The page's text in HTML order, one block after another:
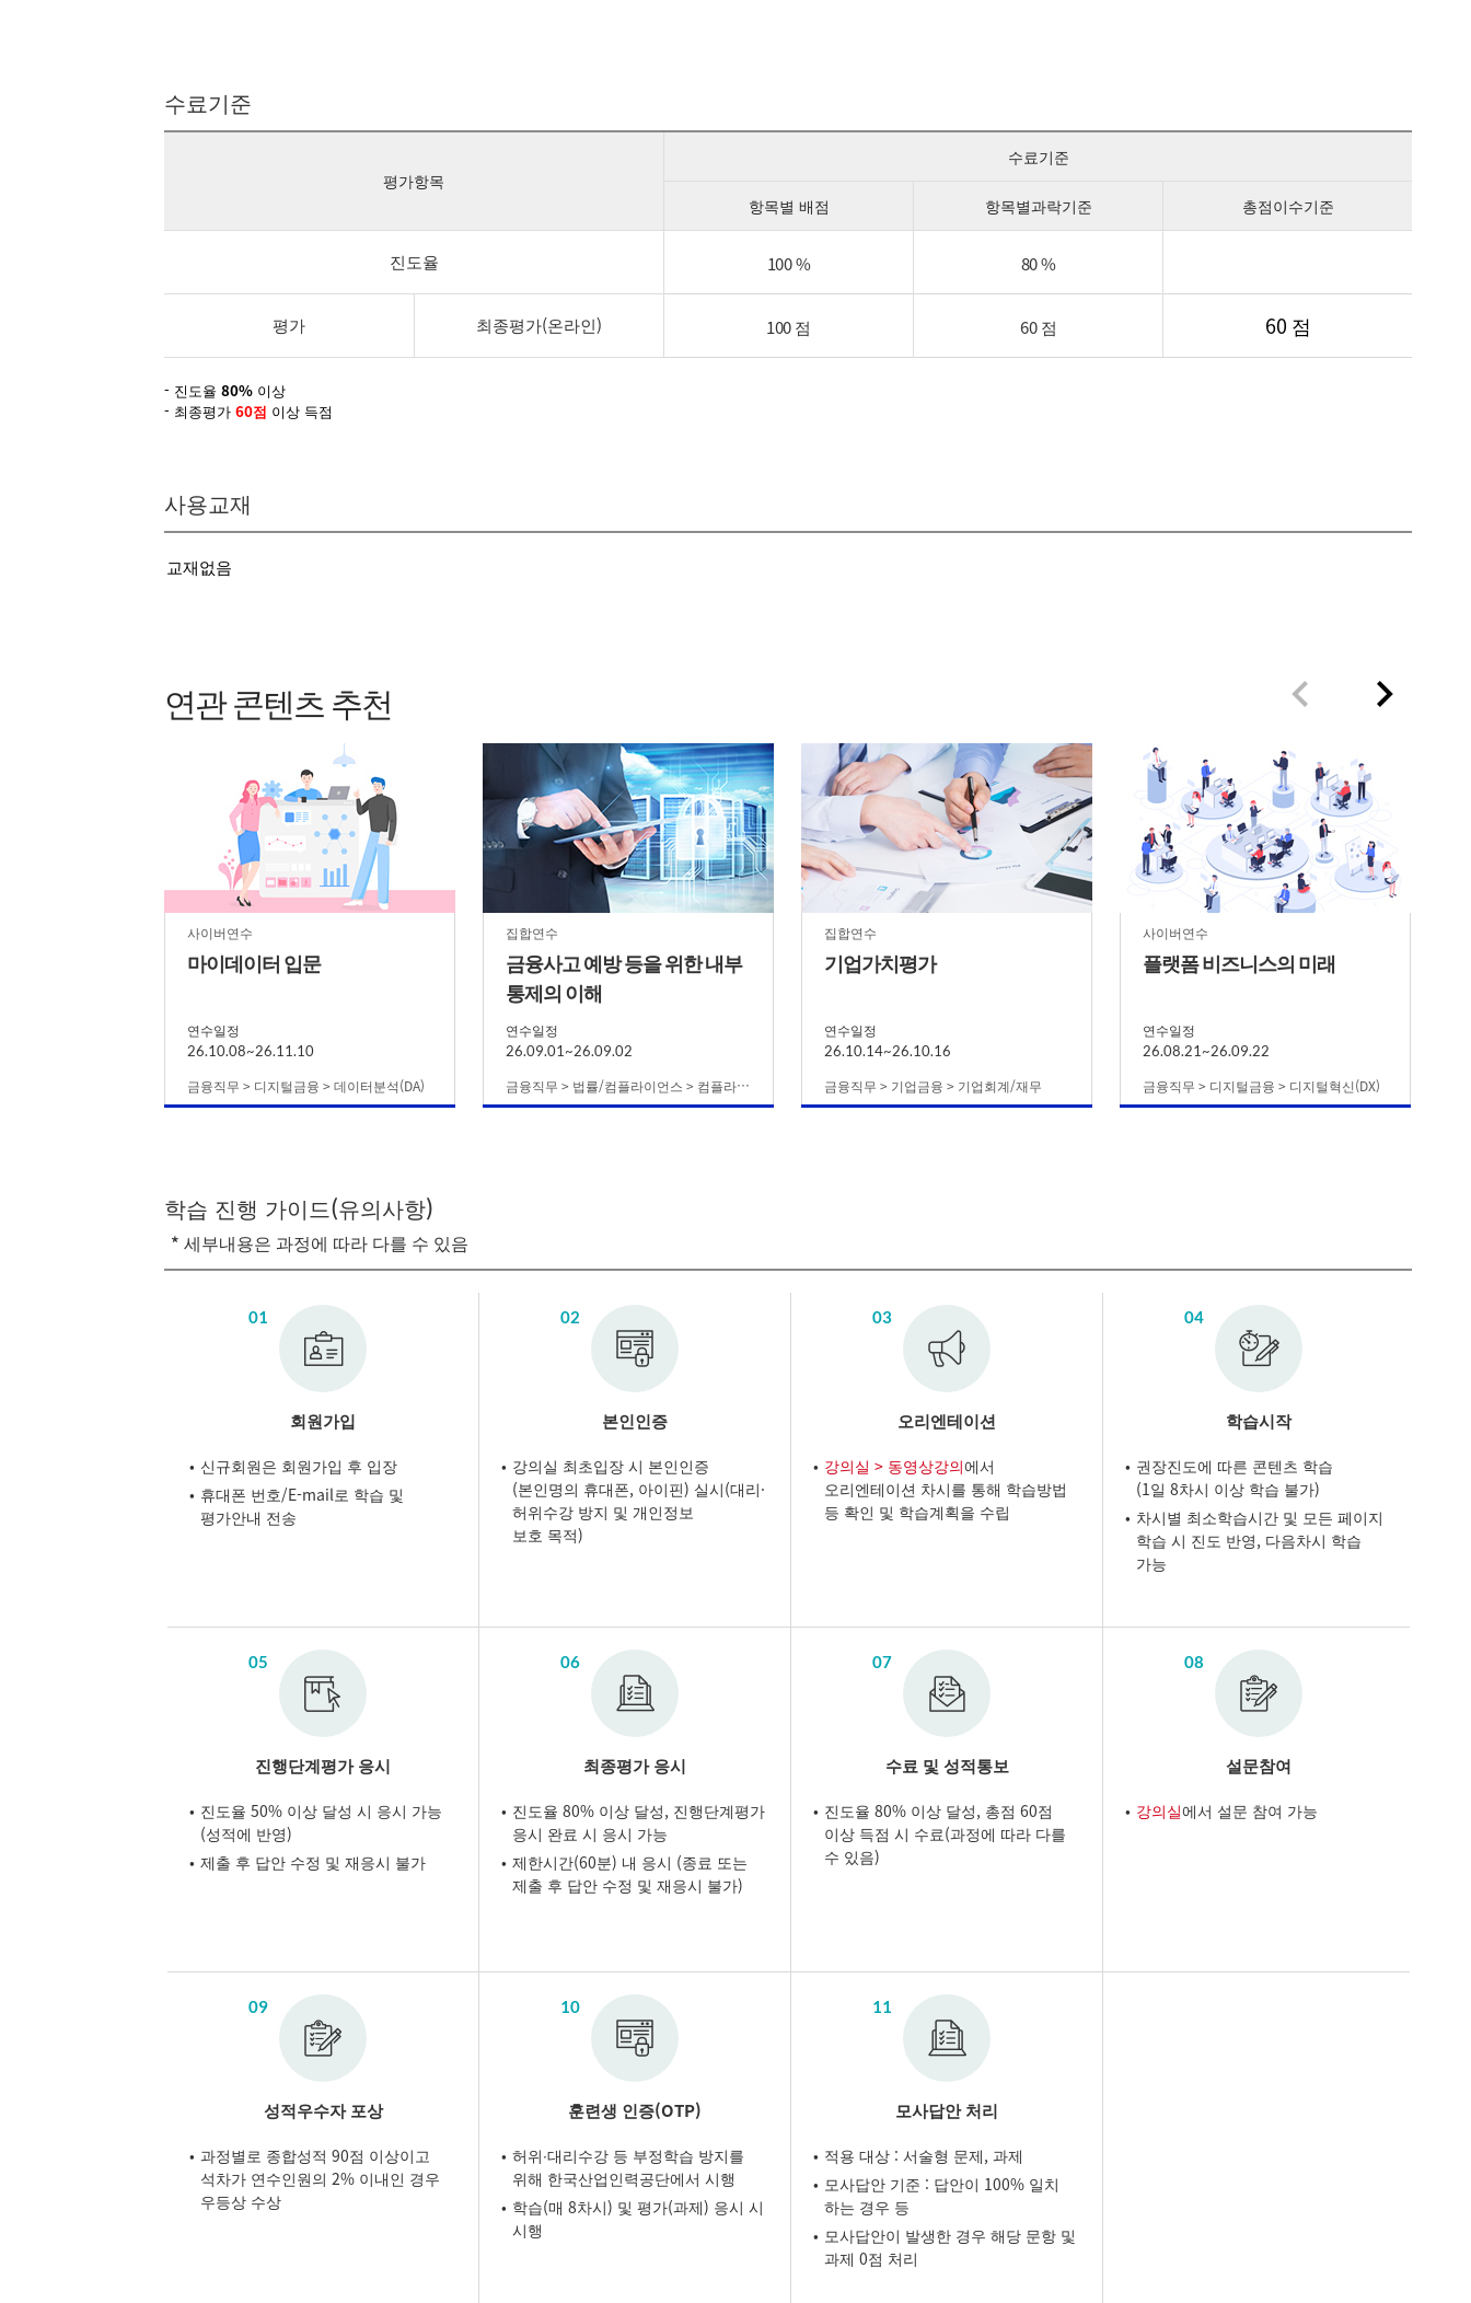
수료기준
평가항목
수료기준
항목별 배점 항목별과락기준 총점이수기준
진도율 100 % 80 %
평가 최종평가(온라인) 100 점 60 점 60 점
- 진도율 80% 이상
- 최종평가 60점 이상 득점
사용교재
교재없음
연관 콘텐츠 추천
사이버연수
마이데이터 입문
연수일정
26.10.08~26.11.10
금융직무 > 디지털금융 > 데이터분석(DA)
집합연수
금융사고 예방 등을 위한 내부
통제의 이해
연수일정
26.09.01~26.09.02
금융직무 > 법률/컴플라이언스 > 컴플라이언스
집합연수
기업가치평가
연수일정
26.10.14~26.10.16
금융직무 > 기업금융 > 기업회계/재무
사이버연수
플랫폼 비즈니스의 미래
연수일정
26.08.21~26.09.22
금융직무 > 디지털금융 > 디지털혁신(DX)
학습 진행 가이드(유의사항)
* 세부내용은 과정에 따라 다를 수 있음
01
회원가입
신규회원은 회원가입 후 입장
휴대폰 번호/E-mail로 학습 및
평가안내 전송
02
본인인증
강의실 최초입장 시 본인인증
(본인명의 휴대폰, 아이핀) 실시(대리·
허위수강 방지 및 개인정보
보호 목적)
03
오리엔테이션
강의실 > 동영상강의에서
오리엔테이션 차시를 통해 학습방법
등 확인 및 학습계획을 수립
04
학습시작
권장진도에 따른 콘텐츠 학습
(1일 8차시 이상 학습 불가)
차시별 최소학습시간 및 모든 페이지
학습 시 진도 반영, 다음차시 학습
가능
05
진행단계평가 응시
진도율 50% 이상 달성 시 응시 가능
(성적에 반영)
제출 후 답안 수정 및 재응시 불가
06
최종평가 응시
진도율 80% 이상 달성, 진행단계평가
응시 완료 시 응시 가능
제한시간(60분) 내 응시 (종료 또는
제출 후 답안 수정 및 재응시 불가)
07
수료 및 성적통보
진도율 80% 이상 달성, 총점 60점
이상 득점 시 수료(과정에 따라 다를
수 있음)
08
설문참여
강의실에서 설문 참여 가능
09
성적우수자 포상
과정별로 종합성적 90점 이상이고
석차가 연수인원의 2% 이내인 경우
우등상 수상
10
훈련생 인증(OTP)
허위∙대리수강 등 부정학습 방지를
위해 한국산업인력공단에서 시행
학습(매 8차시) 및 평가(과제) 응시 시
시행
11
모사답안 처리
적용 대상 : 서술형 문제, 과제
모사답안 기준 : 답안이 100% 일치
하는 경우 등
모사답안이 발생한 경우 해당 문항 및
과제 0점 처리